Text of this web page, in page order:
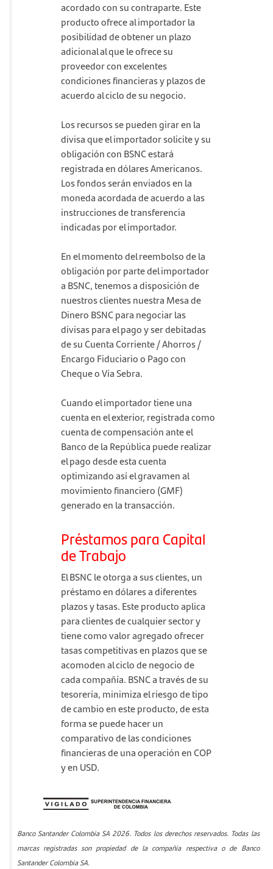
acordado con su contraparte. Este
producto ofrece al importador la
posibilidad de obtener un plazo
adicional al que le ofrece su
proveedor con excelentes
condiciones financieras y plazos de
acuerdo al ciclo de su negocio.
Los recursos se pueden girar en la
divisa que el importador solicite y su
obligación con BSNC estará
registrada en dólares Americanos.
Los fondos serán enviados en la
moneda acordada de acuerdo a las
instrucciones de transferencia
indicadas por el importador.
En el momento del reembolso de la
obligación por parte del importador
a BSNC, tenemos a disposición de
nuestros clientes nuestra Mesa de
Dinero BSNC para negociar las
divisas para el pago y ser debitadas
de su Cuenta Corriente / Ahorros /
Encargo Fiduciario o Pago con
Cheque o Vía Sebra.
Cuando el importador tiene una
cuenta en el exterior, registrada como
cuenta de compensación ante el
Banco de la República puede realizar
el pago desde esta cuenta
optimizando así el gravamen al
movimiento financiero (GMF)
generado en la transacción.
Préstamos para Capital
de Trabajo
El BSNC le otorga a sus clientes, un
préstamo en dólares a diferentes
plazos y tasas. Este producto aplica
para clientes de cualquier sector y
tiene como valor agregado ofrecer
tasas competitivas en plazos que se
acomoden al ciclo de negocio de
cada compañía. BSNC a través de su
tesorería, minimiza el riesgo de tipo
de cambio en este producto, de esta
forma se puede hacer un
comparativo de las condiciones
financieras de una operación en COP
y en USD.
Banco Santander Colombia SA 2026. Todos los derechos reservados. Todas las
marcas registradas son propiedad de la compañía respectiva o de Banco
Santander Colombia SA.